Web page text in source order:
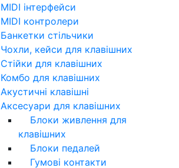
MIDI інтерфейси
MIDI контролери
Банкетки стільчики
Чохли, кейси для клавішних
Стійки для клавішних
Комбо для клавішних
Акустичні клавішні
Аксесуари для клавішних
Блоки живлення для
клавішних
Блоки педалей
Гумові контакти